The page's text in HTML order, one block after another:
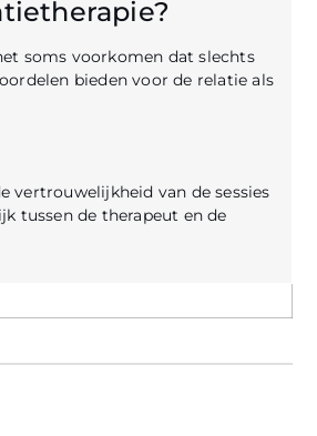
soms voorkomen dat slechts
bieden voor de relatie als
vertrouwelijkheid van de sessies
tussen de therapeut en de